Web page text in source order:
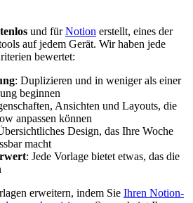
und fürNotion erstellt, eines der
auf jedem Gerät. Wir haben jede
bewertet:
: Duplizieren und in weniger als einer
beginnen
Ansichten und Layouts, die
anpassen können
Design, das Ihre Woche
macht
: Jede Vorlage bietet etwas, das die
erweitern, indem Sie Ihren Notion-